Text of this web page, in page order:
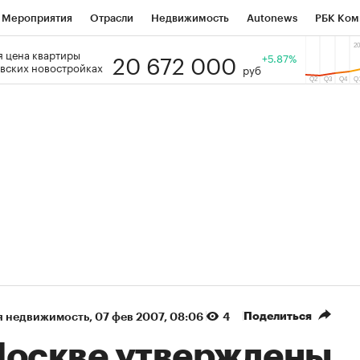
Мероприятия Отрасли Недвижимость Autonews РБК
РБК Образование Тренды
цена квартиры
новостройках
20 672 000 руб
+5.87%
недвижимость⁠, 07 фев 2007, 08:06 4 Поделиться